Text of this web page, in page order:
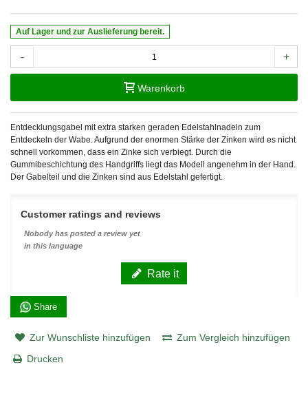
Auf Lager und zur Auslieferung bereit.
- +
Warenkorb
Entdecklungsgabel mit extra starken geraden Edelstahlnadeln zum
Entdeckeln der Wabe. Aufgrund der enormen Stärke der Zinken wird es nicht
schnell vorkommen, dass ein Zinke sich verbiegt. Durch die
Gummibeschichtung des Handgriffs liegt das Modell angenehm in der Hand.
Der Gabelteil und die Zinken sind aus Edelstahl gefertigt.
Customer ratings and reviews
Nobody has posted a review yet
in this language
Rate it
Share
Zur Wunschliste hinzufügen
Zum Vergleich hinzufügen
Drucken